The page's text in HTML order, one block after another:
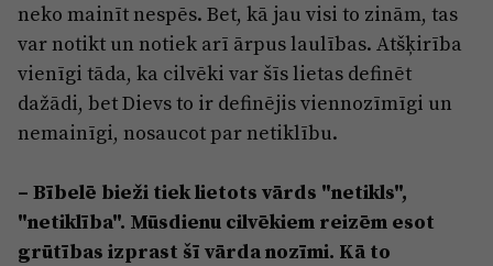
neko mainīt nespēs. Bet, kā jau visi to zinām, tas
var notikt un notiek arī ārpus laulības. Atšķirība
vienīgi tāda, ka cilvēki var šīs lietas definēt
dažādi, bet Dievs to ir definējis viennozīmīgi un
nemainīgi, nosaucot par netiklību.
– Bībelē bieži tiek lietots vārds "netikls",
"netiklība". Mūsdienu cilvēkiem reizēm esot
grūtības izprast šī vārda nozīmi. Kā to